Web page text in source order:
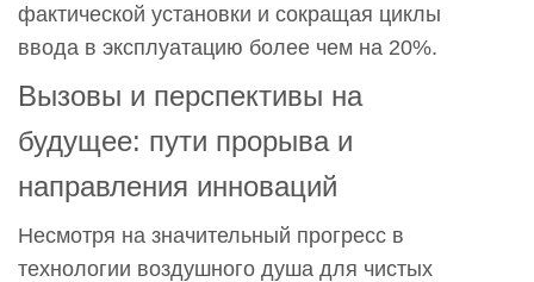
фактической установки и сокращая циклы
ввода в эксплуатацию более чем на 20%.
Вызовы и перспективы на
будущее: пути прорыва и
направления инноваций
Несмотря на значительный прогресс в
технологии воздушного душа для чистых